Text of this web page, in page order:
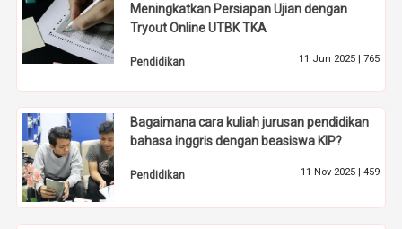
Meningkatkan Persiapan Ujian dengan
Tryout Online UTBK TKA
Pendidikan 11 Jun 2025 | 765
Bagaimana cara kuliah jurusan pendidikan
bahasa inggris dengan beasiswa KIP?
Pendidikan 11 Nov 2025 | 459